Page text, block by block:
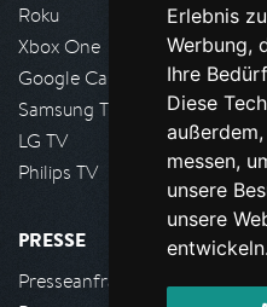
Erlebnis
Werbung,
Ihre
Diese
messen,
unsere
unsere
entwickeln.
Roku
Xbox One
Google Cast
Samsung TV
LG TV
Philips TV
PRESSE
Presseanfrage stellen